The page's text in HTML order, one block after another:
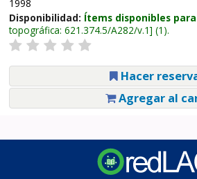
1998
Disponibilidad: Ítems disponibles
topográfica: 621.374.5/A282/v.1 (1).
Hacer
Agregar al